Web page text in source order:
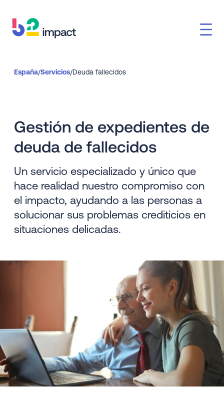
España/Servicios/Deuda fallecidos
Gestión de expedientes de
deuda de fallecidos
Un servicio especializado y único que
hace realidad nuestro compromiso con
el impacto, ayudando a las personas a
solucionar sus problemas crediticios en
situaciones delicadas.